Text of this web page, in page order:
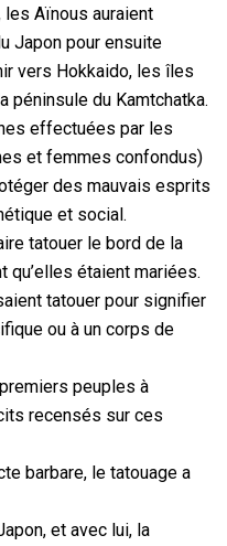
Aïnous auraient
Japon pour ensuite
vers Hokkaido, les îles
péninsule du Kamtchatka.
effectuées par les
et femmes confondus)
des mauvais esprits
et social.
tatouer le bord de la
qu’elles étaient mariées.
tatouer pour signifier
ou à un corps de
peuples à
recensés sur ces
barbare, le tatouage a
et avec lui, la